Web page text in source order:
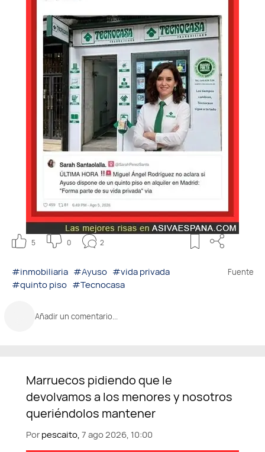
5 0 2
#inmobiliaria #Ayuso #vida privada
#quinto piso #Tecnocasa
Fuente
Añadir un comentario...
Porpescaito,7 ago 2026, 10:00